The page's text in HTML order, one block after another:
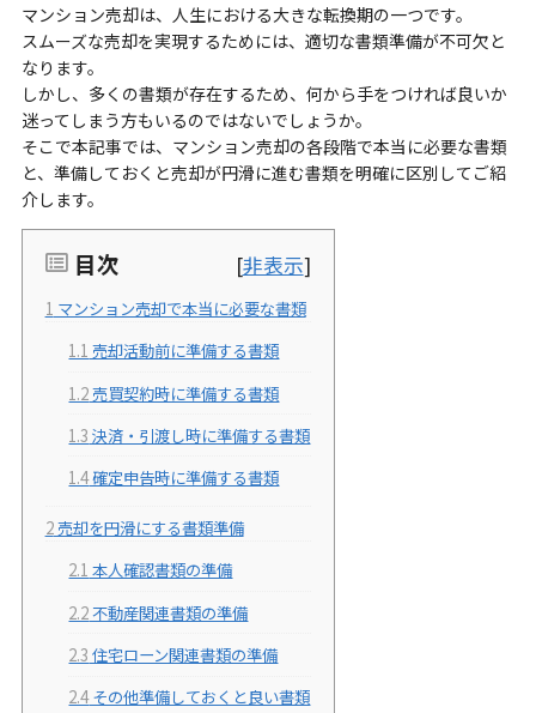
マンション売却は、人生における大きな転換期の一つです。
スムーズな売却を実現するためには、適切な書類準備が不可欠と
なります。
しかし、多くの書類が存在するため、何から手をつければ良いか
迷ってしまう方もいるのではないでしょうか。
そこで本記事では、マンション売却の各段階で本当に必要な書類
と、準備しておくと売却が円滑に進む書類を明確に区別してご紹
介します。
目次 [非表示]
1 マンション売却で本当に必要な書類
1.1 売却活動前に準備する書類
1.2売買契約時に準備する書類
1.3 決済・引渡し時に準備する書類
1.4確定申告時に準備する書類
2売却を円滑にする書類準備
2.1 本人確認書類の準備
2.2不動産関連書類の準備
2.3 住宅ローン関連書類の準備
2.4その他準備しておくと良い書類